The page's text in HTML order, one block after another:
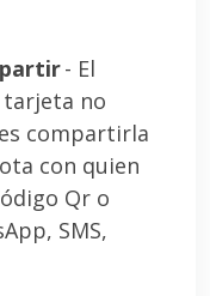
- El
tarjeta no
compartirla
con quien
Qr o
SMS,